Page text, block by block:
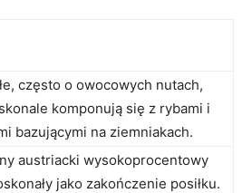
często o owocowych nutach,
komponują się z rybami i
‍bazującymi na ziemniakach.
austriacki wysokoprocentowy
jako zakończenie⁤ posiłku.